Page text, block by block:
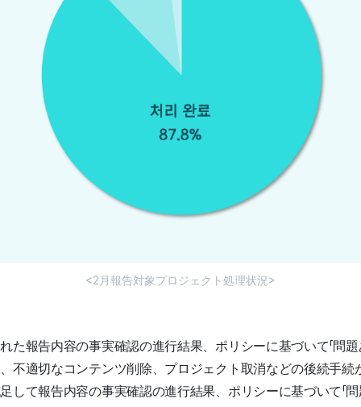
<2月報告対象プロジェクト処理状況>
た報告内容の事実確認の進行結果、ポリシーに基づいて「問題
不適切なコンテンツ削除、プロジェクト取消などの後続手続
して報告内容の事実確認の進行結果、ポリシーに基づいて「問